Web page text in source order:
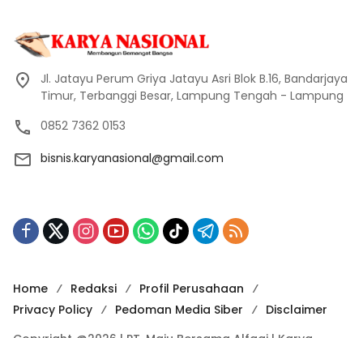
Jl. Jatayu Perum Griya Jatayu Asri Blok B.16, Bandarjaya
Timur, Terbanggi Besar, Lampung Tengah - Lampung
0852 7362 0153
bisnis.karyanasional@gmail.com
Home Redaksi
Profil Perusahaan
Privacy Policy
Pedoman Media Siber
Disclaimer